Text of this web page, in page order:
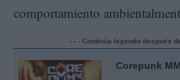
comportamiento
- - - Continúa leyendo después
Corepunk